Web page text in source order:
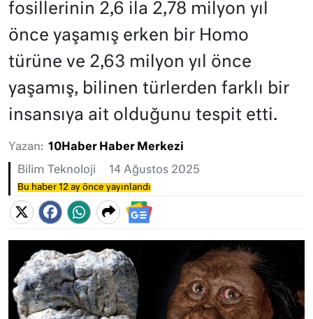
fosillerinin 2,6 ila 2,78 milyon yıl
önce yaşamış erken bir Homo
türüne ve 2,63 milyon yıl önce
yaşamış, bilinen türlerden farklı bir
insansıya ait olduğunu tespit etti.
Yazan: 10Haber Haber Merkezi
Bilim Teknoloji 14 Ağustos 2025
Bu haber 12 ay önce yayınlandı